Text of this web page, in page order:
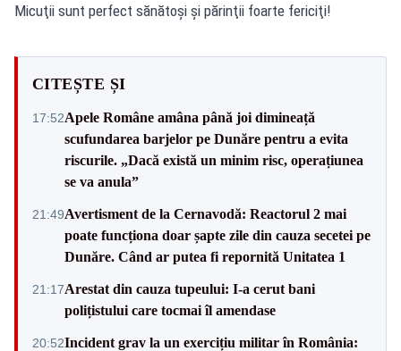
Micuţii sunt perfect sănătoşi şi părinţii foarte fericiţi!
CITEȘTE ȘI
17:52Apele Române amâna până joi dimineață
scufundarea barjelor pe Dunăre pentru a evita
riscurile. „Dacă există un minim risc, operațiunea
se va anula”
21:49Avertisment de la Cernavodă: Reactorul 2 mai
poate funcționa doar șapte zile din cauza secetei pe
Dunăre. Când ar putea fi repornită Unitatea 1
21:17Arestat din cauza tupeului: I-a cerut bani
polițistului care tocmai îl amendase
20:52Incident grav la un exercițiu militar în România: